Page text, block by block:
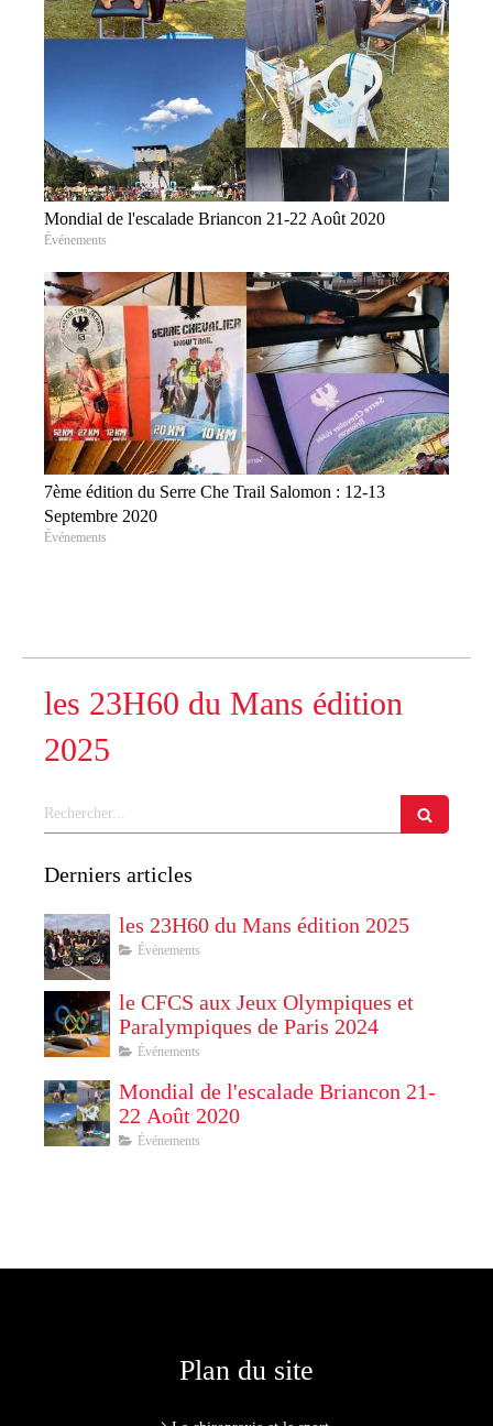
Mondial de l'escalade Briancon 21-22 Août 2020
Événements
7ème édition du Serre Che Trail Salomon : 12-13
Septembre 2020
Événements
les 23H60 du Mans édition
2025
Rechercher
Derniers articles
les 23H60 du Mans édition 2025
Événements
le CFCS aux Jeux Olympiques et
Paralympiques de Paris 2024
Événements
Mondial de l'escalade Briancon 21-
22 Août 2020
Événements
Plan du site